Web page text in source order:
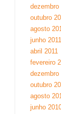
dezembro
outubro
agosto
junho 2011
abril 2011
fevereiro
dezembro
outubro
agosto
junho